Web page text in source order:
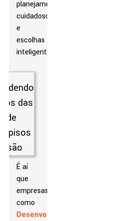
planejamento
cuidadoso
e
escolhas
inteligentes.
É aí
que
empresas
como
Desenvolvimento